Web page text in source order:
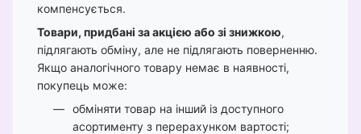
компенсується.
Товари, придбані за акцією або зі знижкою,
підлягають обміну, але не підлягають поверненню.
Якщо аналогічного товару немає в наявності,
покупець може:
обміняти товар на інший із доступного
асортименту з перерахунком вартості;